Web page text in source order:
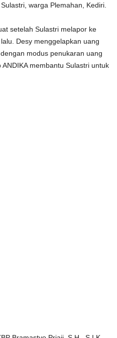
warga Plemahan, Kediri.
setelah Sulastri melapor ke
Desy menggelapkan uang
modus penukaran uang
membantu Sulastri untuk